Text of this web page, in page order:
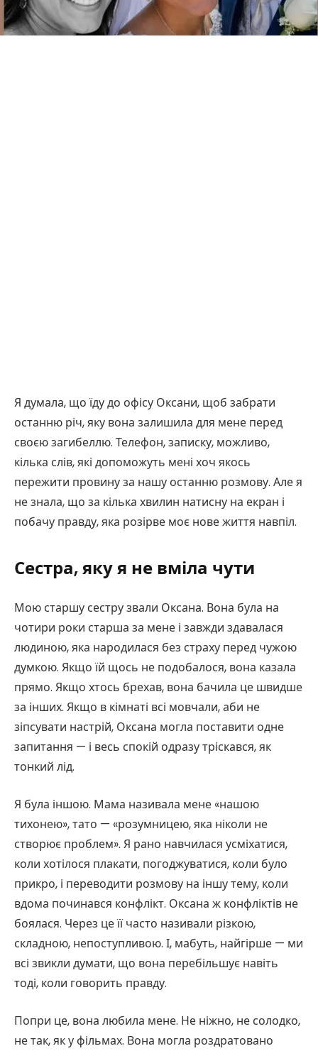
Я думала, що їду до офісу Оксани, щоб забрати
останню річ, яку вона залишила для мене перед
своєю загибеллю. Телефон, записку, можливо,
кілька слів, які допоможуть мені хоч якось
пережити провину за нашу останню розмову. Але я
не знала, що за кілька хвилин натисну на екран і
побачу правду, яка розірве моє нове життя навпіл.
Сестра, яку я не вміла чути
Мою старшу сестру звали Оксана. Вона була на
чотири роки старша за мене і завжди здавалася
людиною, яка народилася без страху перед чужою
думкою. Якщо їй щось не подобалося, вона казала
прямо. Якщо хтось брехав, вона бачила це швидше
за інших. Якщо в кімнаті всі мовчали, аби не
зіпсувати настрій, Оксана могла поставити одне
запитання — і весь спокій одразу тріскався, як
тонкий лід.
Я була іншою. Мама називала мене «нашою
тихонею», тато — «розумницею, яка ніколи не
створює проблем». Я рано навчилася усміхатися,
коли хотілося плакати, погоджуватися, коли було
прикро, і переводити розмову на іншу тему, коли
вдома починався конфлікт. Оксана ж конфліктів не
боялася. Через це її часто називали різкою,
складною, непоступливою. І, мабуть, найгірше — ми
всі звикли думати, що вона перебільшує навіть
тоді, коли говорить правду.
Попри це, вона любила мене. Не ніжно, не солодко,
не так, як у фільмах. Вона могла роздратовано